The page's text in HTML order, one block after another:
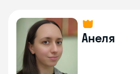
Анеля